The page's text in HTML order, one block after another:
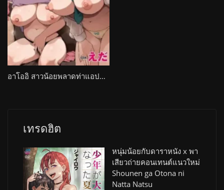
อาโออิ สาวน้อยพลาดท่าแอปสะกดจิต โดนล้างสมองพร้อมแม่จนกลายเป็นทาสกาม Nikuen
เทรดฮิต
หนุ่มน้อยกับดาราหนัง x พา
เสียวถ่ายคอนเทนต์แนวใหม่
Shounen ga Otona ni
Natta Natsu